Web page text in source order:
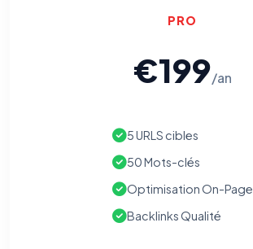
PRO
€199/an
5 URLS cibles
50 Mots-clés
Optimisation On-Page
Backlinks Qualité